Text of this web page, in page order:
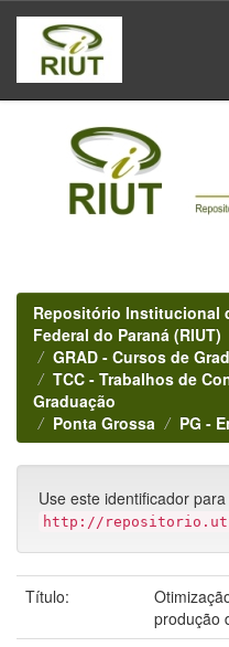
Skip
navigation
Repositório Institucional
Federal do Paraná (RIUT)
GRAD - Cursos de
TCC - Trabalhos de
Graduação
Ponta Grossa
PG -
Use este identificador
http://
Título:
produção